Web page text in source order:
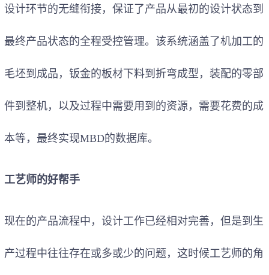
设计环节的无缝衔接，保证了产品从最初的设计状态到
最终产品状态的全程受控管理。该系统涵盖了机加工的
毛坯到成品，钣金的板材下料到折弯成型，装配的零部
件到整机，以及过程中需要用到的资源，需要花费的成
本等，最终实现MBD的数据库。
工艺师的好帮手
现在的产品流程中，设计工作已经相对完善，但是到生
产过程中往往存在或多或少的问题，这时候工艺师的角